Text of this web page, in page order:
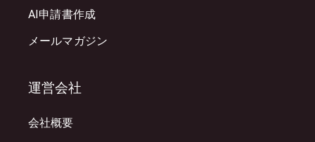
AI申請書作成
メールマガジン
運営会社
会社概要